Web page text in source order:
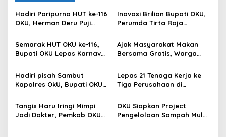
Hadiri Paripurna HUT ke-116
OKU, Herman Deru Puji
Sekundang
Inovasi Brilian Bupati OKU,
Perumda Tirta Raja
Mobile Water Purifier
Semarak HUT OKU ke-116,
Bupati OKU Lepas Karnaval
Ajak Masyarakat Makan
Bersama Gratis, Warga
OKU
Hadiri pisah Sambut
Kapolres OkU, Bupati OKU
Kolaborasi untuk Kemajuan
Daerah
Lepas 21 Tenaga Kerja ke
Tiga Perusahaan di
Kongkrit Pemkab OKU
Kurangi Pengangguran
Tangis Haru Iringi Mimpi
Jadi Dokter, Pemkab OKU
OKU Siapkan Project
Pengelolaan Sampah Mulai